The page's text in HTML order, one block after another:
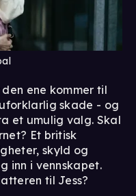
ene kommer til
skade - og
et umulig valg. Skal
Et britisk
skyld og
inn i vennskapet.
til Jess?